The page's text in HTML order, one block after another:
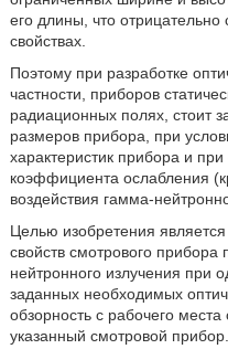
его длины, что
свойствах.
Поэтому при разработке
частности, приборов
радиационных полях, стоит
размеров прибора, при
характеристик прибора и
коэффициента ослабления
воздействия гамма-
Целью изобретения
свойств смотрового
нейтронного излучения при
заданных необходимых
обзорность с рабочего
указанный смотровой прибор.